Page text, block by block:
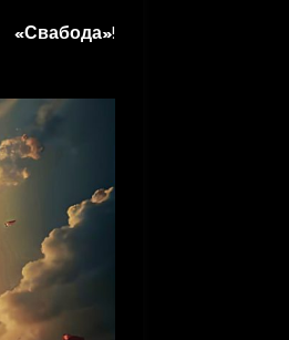
«Свабода»!